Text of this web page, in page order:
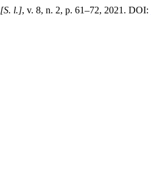
[S. l.], v. 8, n. 2, p. 61–72, 2021. DOI: